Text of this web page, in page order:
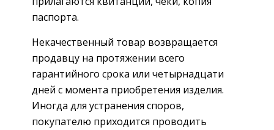
паспорта.
Некачественный товар возвращается
продавцу на протяжении всего
гарантийного срока или четырнадцати
дней с момента приобретения изделия.
Иногда для устранения споров,
покупателю приходится проводить